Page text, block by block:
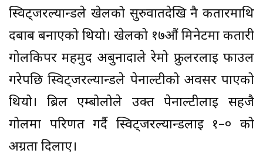
स्विट्जरल्यान्डले खेलको सुरुवातदेखि नै कतारमाथि
दबाब बनाएको थियो। खेलको १७औं मिनेटमा कतारी
गोलकिपर महमुद अबुनादाले रेमो फ्रुलरलाई फाउल
गरेपछि स्विट्जरल्यान्डले पेनाल्टीको अवसर पाएको
थियो। ब्रिल एम्बोलोले उक्त पेनाल्टीलाई सहजै
गोलमा परिणत गर्दै स्विट्जरल्यान्डलाई १–० को
अग्रता दिलाए।